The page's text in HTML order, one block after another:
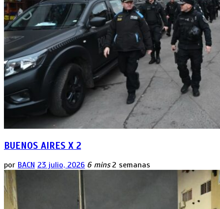
BUENOS AIRES X 2
por BACN 23 julio, 2026 6 mins 2 semanas